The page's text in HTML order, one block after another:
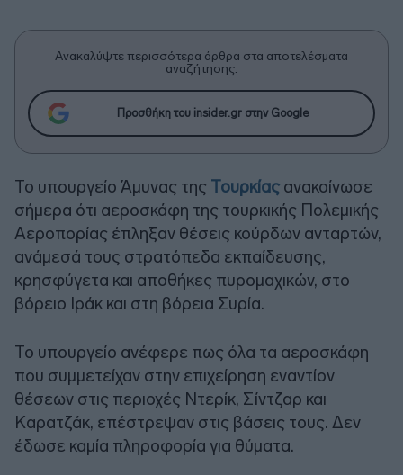
Ανακαλύψτε περισσότερα άρθρα στα αποτελέσματα
αναζήτησης.
Προσθήκη του insider.gr στην Google
Το υπουργείο Άμυνας της Τουρκίας ανακοίνωσε
σήμερα ότι αεροσκάφη της τουρκικής Πολεμικής
Αεροπορίας έπληξαν θέσεις κούρδων ανταρτών,
ανάμεσά τους στρατόπεδα εκπαίδευσης,
κρησφύγετα και αποθήκες πυρομαχικών, στο
βόρειο Ιράκ και στη βόρεια Συρία.
Το υπουργείο ανέφερε πως όλα τα αεροσκάφη
που συμμετείχαν στην επιχείρηση εναντίον
θέσεων στις περιοχές Ντερίκ, Σίντζαρ και
Καρατζάκ, επέστρεψαν στις βάσεις τους. Δεν
έδωσε καμία πληροφορία για θύματα.